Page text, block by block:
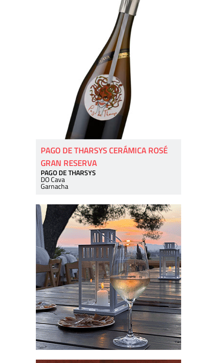
PAGO DE THARSYS CERÁMICA ROSÉ
GRAN RESERVA
PAGO DE THARSYS
DO Cava
Garnacha